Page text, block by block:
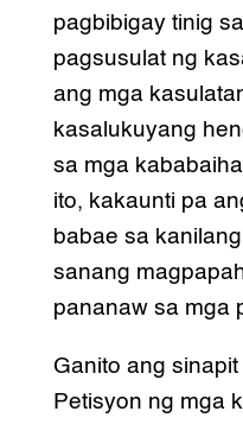
pagbibigay tinig
pagsusulat ng
ang mga
kasalukuyang
sa mga
ito, kakaunti pa
babae sa
sanang
pananaw sa mga
Ganito ang
Petisyon ng mga